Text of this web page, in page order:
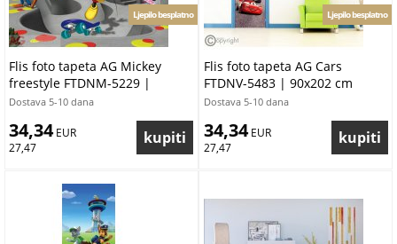
Flis foto tapeta AG Mickey
freestyle FTDNM-5229 |
160x110 cm
Ljepilo besplatno
Dostava 5-10 dana
34,34 EUR
27,47
Flis foto tapeta AG Cars
FTDNV-5483 | 90x202 cm
Ljepilo besplatno
Dostava 5-10 dana
34,34 EUR
27,47